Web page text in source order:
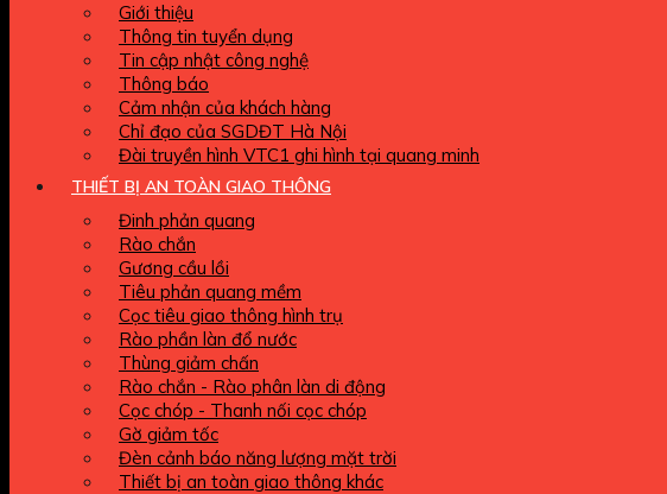
Giới thiệu
Thông tin tuyển dụng
Tin cập nhật công nghệ
Thông báo
Cảm nhận của khách hàng
Chỉ đạo của SGDĐT Hà Nội
Đài truyền hình VTC1 ghi hình tại quang minh
THIẾT BỊ AN TOÀN GIAO THÔNG
Đinh phản quang
Rào chắn
Gương cầu lồi
Tiêu phản quang mềm
Cọc tiêu giao thông hình trụ
Rào phần làn đổ nước
Thùng giảm chấn
Rào chắn - Rào phân làn di động
Cọc chóp - Thanh nối cọc chóp
Gờ giảm tốc
Đèn cảnh báo năng lượng mặt trời
Thiết bị an toàn giao thông khác